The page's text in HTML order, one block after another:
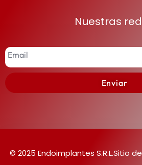
Nuestras
Enviar
© 2025 Endoimplantes S.R.L.Sitio